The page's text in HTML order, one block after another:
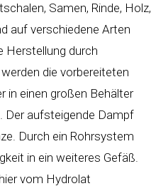
Samen, Rinde, Holz,
auf verschiedene Arten
Herstellung durch
die vorbereiteten
in einen großen Behälter
Der aufsteigende Dampf
Durch ein Rohrsystem
in ein weiteres Gefäß.
vom Hydrolat